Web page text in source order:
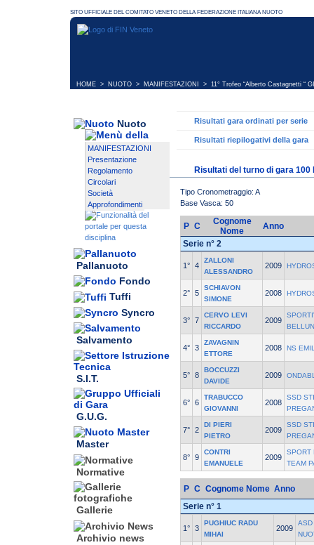
HOME > NUOTO > MANIFESTAZIONI > 11° Trofeo “Alberto Castagnetti “
Nuoto
MANIFESTAZIONI
Presentazione
Regolamento
Circolari
Società
Approfondimenti
Pallanuoto
Fondo
Tuffi
Syncro
Salvamento
S.I.T.
G.U.G.
Master
Normative
Gallerie
Archivio news
Risultati gara ordinati per serie
Risultati riepilogativi della gara
Risultati del turno di gara
Tipo Cronometraggio: A
Base Vasca: 50
P C
Cognome
Nome
Anno
Serie n° 2
1° 4
ZALLONI
ALESSANDRO
2009
2° 5
SCHIAVON
SIMONE
2008
3° 7
CERVO LEVI
RICCARDO
2009
4° 3
ZAVAGNIN
ETTORE
2008 NS
5° 8
BOCCUZZI
DAVIDE
2009
6° 6
TRABUCCO
GIOVANNI
2008
SSD
7° 2
DI PIERI
PIETRO
2009
SSD
8° 9
CONTRI
EMANUELE
2009
SPORT
TEAM
P C Cognome Nome Anno
Serie n° 1
1° 3
PUGHIUC RADU
MIHAI
2009
ASD